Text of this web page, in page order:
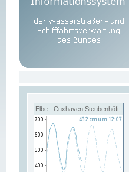
Elbe - Cuxhaven Steubenhöft